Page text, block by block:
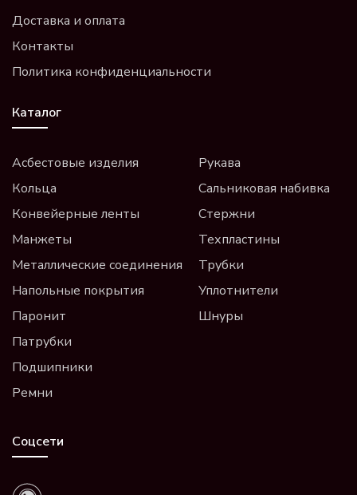
Доставка и оплата
Контакты
Политика конфиденциальности
Каталог
Асбестовые изделия
Кольца
Конвейерные ленты
Манжеты
Металлические соединения
Напольные покрытия
Паронит
Патрубки
Подшипники
Ремни
Рукава
Сальниковая набивка
Стержни
Техпластины
Трубки
Уплотнители
Шнуры
Соцсети